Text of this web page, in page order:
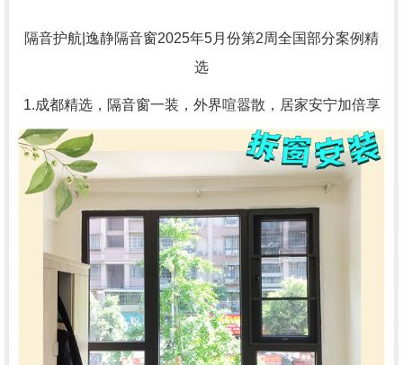
隔音护航|逸静隔音窗2025年5月份第2周全国部分案例精
选
1.成都精选，隔音窗一装，外界喧嚣散，居家安宁加倍享